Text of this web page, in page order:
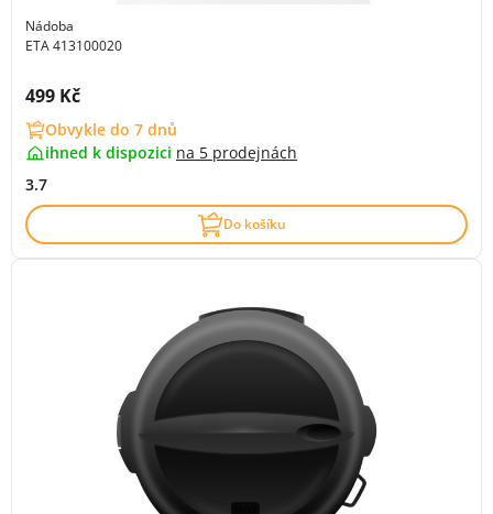
Nádoba
ETA 413100020
Cena s DPH:
499 Kč
Obvykle do 7 dnů
ihned k dispozici na 5 prodejnách
3.7
Do košíku